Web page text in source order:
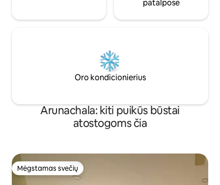
patalpose
Oro kondicionierius
Arunachala: kiti puikūs būstai
atostogoms čia
Mėgstamas svečių
Mėgstamas svečių